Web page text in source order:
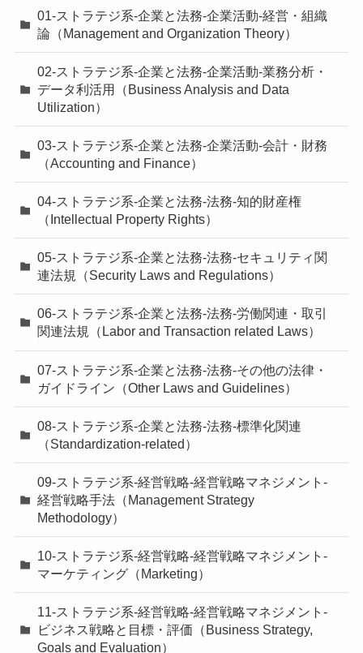
01-ストラテジ系-企業と法務-企業活動-経営・組織
論（Management and Organization Theory）
02-ストラテジ系-企業と法務-企業活動-業務分析・
データ利活用（Business Analysis and Data
Utilization）
03-ストラテジ系-企業と法務-企業活動-会計・財務
（Accounting and Finance）
04-ストラテジ系-企業と法務-法務-知的財産権
（Intellectual Property Rights）
05-ストラテジ系-企業と法務-法務-セキュリティ関
連法規（Security Laws and Regulations）
06-ストラテジ系-企業と法務-法務-労働関連・取引
関連法規（Labor and Transaction related Laws）
07-ストラテジ系-企業と法務-法務-その他の法律・
ガイドライン（Other Laws and Guidelines）
08-ストラテジ系-企業と法務-法務-標準化関連
（Standardization-related）
09-ストラテジ系-経営戦略-経営戦略マネジメント-
経営戦略手法（Management Strategy
Methodology）
10-ストラテジ系-経営戦略-経営戦略マネジメント-
マーケティング（Marketing）
11-ストラテジ系-経営戦略-経営戦略マネジメント-
ビジネス戦略と目標・評価（Business Strategy,
Goals and Evaluation）